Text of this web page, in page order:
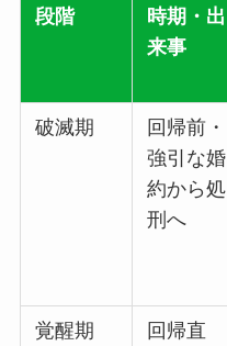
段階
時期・出
来事
破滅期
回帰前・
強引な婚
約から処
刑へ
覚醒期
回帰直